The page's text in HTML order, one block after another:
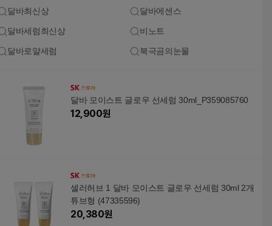
달바최신상 달바에센스
달바세럼최신상 비노트
달바로얄세럼 북극곰의눈물
달바 모이스트 글로우 선세럼 30ml_P359085760
12,900원
셀러허브 1 달바 모이스트 글로우 선세럼 30ml 2개
튜브형 (47335596)
20,380원